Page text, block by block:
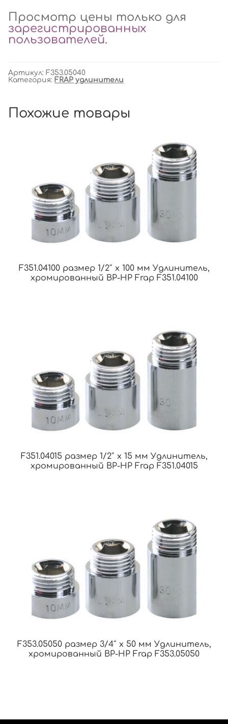
Просмотр цены только для
зарегистрированных
пользователей.
Артикул: F353.05040
Категория: FRAP удлинители
Похожие товары
F351.04100 размер 1/2″ x 100 мм Удлинитель,
хромированный ВР-НР Frap F351.04100
F351.04015 размер 1/2″ x 15 мм Удлинитель,
хромированный ВР-НР Frap F351.04015
F353.05050 размер 3/4″ x 50 мм Удлинитель,
хромированный ВР-НР Frap F353.05050